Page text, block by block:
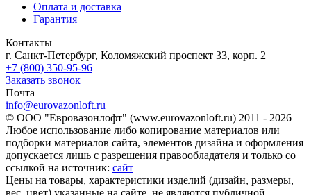
Оплата и доставка
Гарантия
Контакты
г. Санкт-Петербург, Коломяжский проспект 33, корп. 2
+7 (800) 350-95-96
Заказать звонок
Почта
info@eurovazonloft.ru
© ООО "Евровазонлофт" (www.eurovazonloft.ru) 2011 - 2026
Любое использование либо копирование материалов или
подборки материалов сайта, элементов дизайна и оформления
допускается лишь с разрешения правообладателя и только со
ссылкой на источник: сайт
Цены на товары, характеристики изделий (дизайн, размеры,